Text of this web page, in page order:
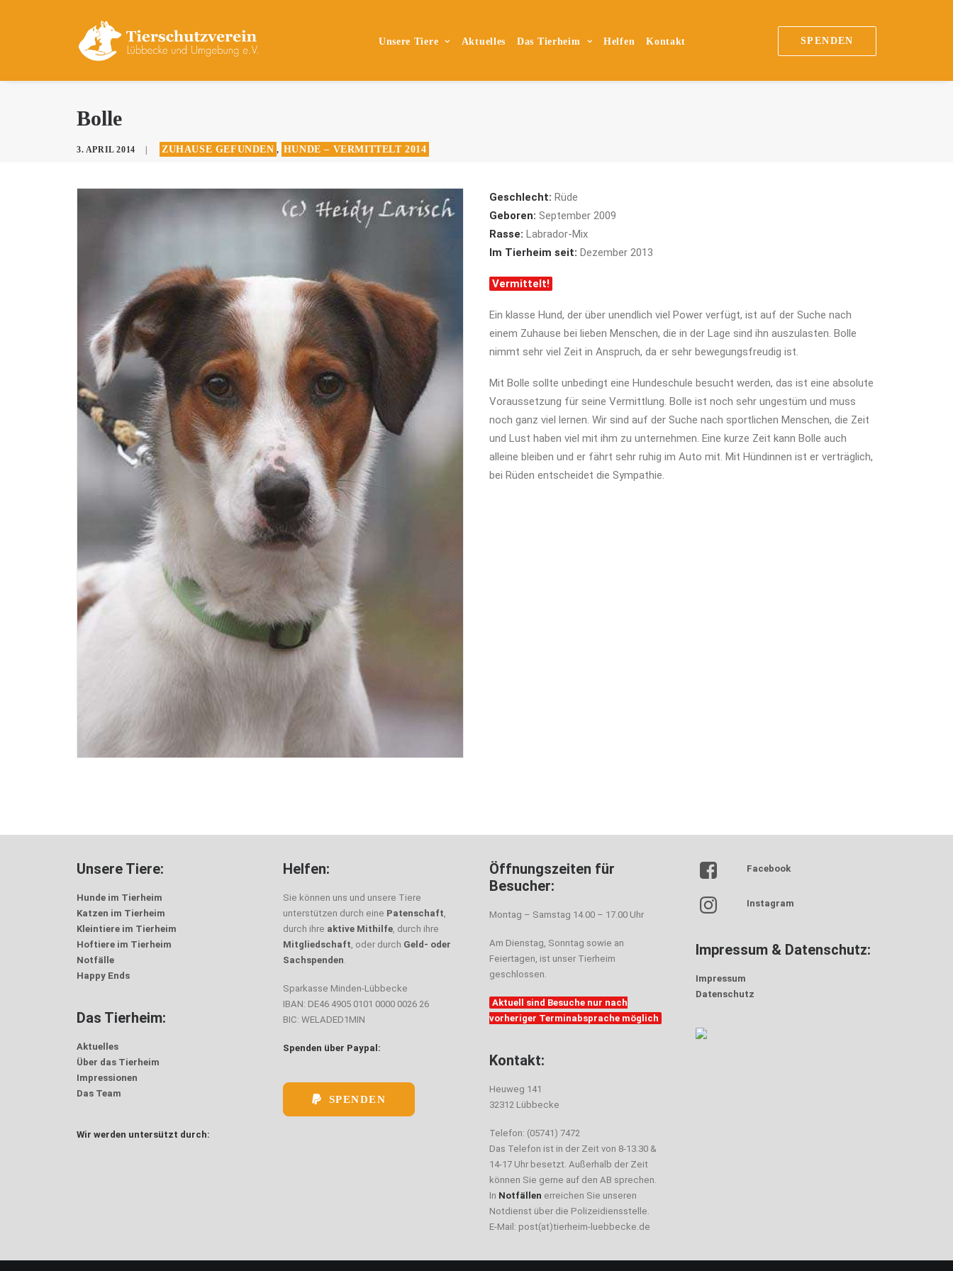
Unsere Tiere Aktuelles Das Tierheim Helfen Kontakt SPENDEN
Bolle
3. APRIL 2014 ZUHAUSE GEFUNDEN , HUNDE – VERMITTELT 2014
Geschlecht: Rüde
Geboren: September 2009
Rasse: Labrador-Mix
Im Tierheim seit: Dezember 2013
Vermittelt!
Ein klasse Hund, der über unendlich viel Power verfügt, ist auf der Suche nach
einem Zuhause bei lieben Menschen, die in der Lage sind ihn auszulasten. Bolle
nimmt sehr viel Zeit in Anspruch, da er sehr bewegungsfreudig ist.
Mit Bolle sollte unbedingt eine Hundeschule besucht werden, das ist eine absolute
Voraussetzung für seine Vermittlung. Bolle ist noch sehr ungestüm und muss
noch ganz viel lernen. Wir sind auf der Suche nach sportlichen Menschen, die Zeit
und Lust haben viel mit ihm zu unternehmen. Eine kurze Zeit kann Bolle auch
alleine bleiben und er fährt sehr ruhig im Auto mit. Mit Hündinnen ist er verträglich,
bei Rüden entscheidet die Sympathie.
Unsere Tiere:
Hunde im Tierheim
Katzen im Tierheim
Kleintiere im Tierheim
Hoftiere im Tierheim
Notfälle
Happy Ends
Das Tierheim:
Aktuelles
Über das Tierheim
Impressionen
Das Team
Wir werden untersützt durch:
Helfen:
Sie können uns und unsere Tiere
unterstützen durch eine Patenschaft,
durch ihre aktive Mithilfe, durch ihre
Mitgliedschaft, oder durch Geld- oder
Sachspenden.
Sparkasse Minden-Lübbecke
IBAN: DE46 4905 0101 0000 0026 26
BIC: WELADED1MIN
Spenden über Paypal:
SPENDEN
Öffnungszeiten für
Besucher:
Montag – Samstag 14.00 – 17.00 Uhr
Am Dienstag, Sonntag sowie an
Feiertagen, ist unser Tierheim
geschlossen.
Aktuell sind Besuche nur nach
vorheriger Terminabsprache möglich
Kontakt:
Heuweg 141
32312 Lübbecke
Telefon: (05741) 7472
Das Telefon ist in der Zeit von 8-13.30 &
14-17 Uhr besetzt. Außerhalb der Zeit
können Sie gerne auf den AB sprechen.
In Notfällen erreichen Sie unseren
Notdienst über die Polizeidiensstelle.
E-Mail: post(at)tierheim-luebbecke.de
Facebook
Instagram
Impressum & Datenschutz:
Impressum
Datenschutz